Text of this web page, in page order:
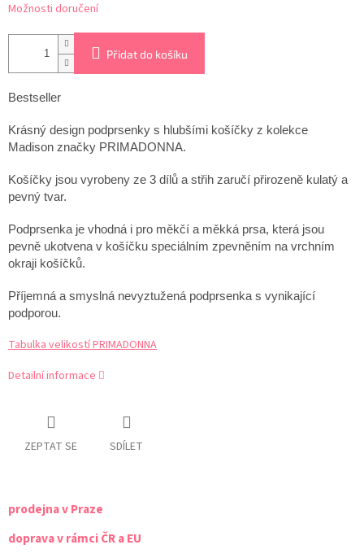
Možnosti doručení
Přidat do košíku
Bestseller
Krásný design podprsenky s hlubšími košíčky z kolekce
Madison značky PRIMADONNA.
Košíčky jsou vyrobeny ze 3 dílů a střih zaručí přirozeně kulatý a
pevný tvar.
Podprsenka je vhodná i pro měkčí a měkká prsa, která jsou
pevně ukotvena v košíčku speciálním zpevněním na vrchním
okraji košíčků.
Příjemná a smyslná nevyztužená podprsenka s vynikající
podporou.
Tabulka velikostí PRIMADONNA
Detailní informace
ZEPTAT SE SDÍLET
prodejna v Praze
doprava v rámci ČR a EU